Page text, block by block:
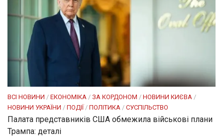
ВСІ НОВИНИ / ЕКОНОМІКА / ЗА КОРДОНОМ / НОВИНИ КИЄВА /
НОВИНИ УКРАЇНИ / ПОДІЇ / ПОЛІТИКА / СУСПІЛЬСТВО
Палата представників США обмежила військові плани
Трампа: деталі